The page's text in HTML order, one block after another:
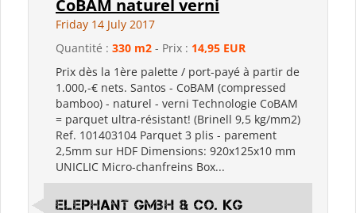
CoBAM naturel verni
Friday 14 July 2017
Quantité : 330 m2 - Prix : 14,95 EUR
Prix dès la 1ère palette / port-payé à partir de
1.000,-€ nets. Santos - CoBAM (compressed
bamboo) - naturel - verni Technologie CoBAM
= parquet ultra-résistant! (Brinell 9,5 kg/mm2)
Ref. 101403104 Parquet 3 plis - parement
2,5mm sur HDF Dimensions: 920x125x10 mm
UNICLIC Micro-chanfreins Box...
elephant GmbH & Co. KG